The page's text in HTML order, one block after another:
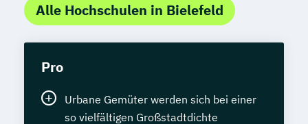
Alle Hochschulen in Bielefeld
Pro
Urbane Gemüter werden sich bei einer
so vielfältigen Großstadtdichte